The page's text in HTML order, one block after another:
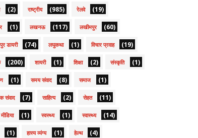
(2) राष्ट्रीय (985) रेलवे (19)
(1) लखनऊ (117) लखीमपुर (60)
डायरी (74) लघुकथा (1) विचार प्रवाह (19)
(200) शायरी (1) शिक्षा (2) संस्कृति (1)
(1) समय संवाद (8) समाज (1)
संवाद (7) साहित्य (2) सेहत (11)
(1) स्वस्थ्य (1) स्वास्थ्य (14)
(1) हास्य व्यंग्य (1) हेल्थ (4)